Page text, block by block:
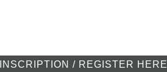
INSCRIPTION / REGISTER